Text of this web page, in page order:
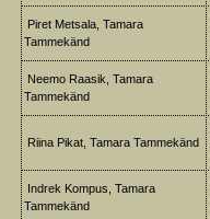
Piret Metsala, Tamara
Tammekänd
Neemo Raasik, Tamara
Tammekänd
Riina Pikat, Tamara Tammekänd
Indrek Kompus, Tamara
Tammekänd